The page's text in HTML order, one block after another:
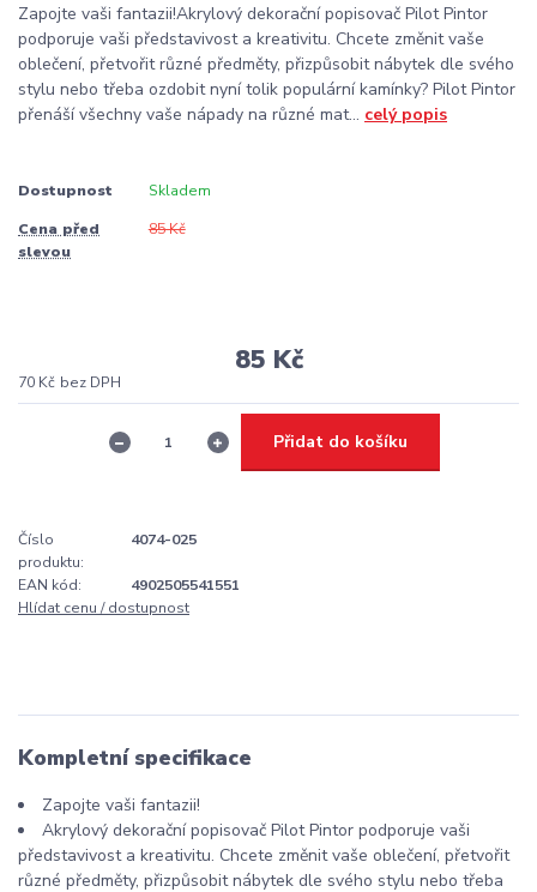
Zapojte vaši fantazii!Akrylový dekorační popisovač Pilot Pintor
podporuje vaši představivost a kreativitu. Chcete změnit vaše
oblečení, přetvořit různé předměty, přizpůsobit nábytek dle svého
stylu nebo třeba ozdobit nyní tolik populární kamínky? Pilot Pintor
přenáší všechny vaše nápady na různé mat... celý popis
Dostupnost Skladem
Cena před
slevou
85 Kč
85 Kč
70 Kč bez DPH
Přidat do košíku
Číslo
produktu:
4074-025
EAN kód:
4902505541551
Hlídat cenu / dostupnost
Kompletní specifikace
Zapojte vaši fantazii!
Akrylový dekorační popisovač Pilot Pintor podporuje vaši
představivost a kreativitu. Chcete změnit vaše oblečení, přetvořit
různé předměty, přizpůsobit nábytek dle svého stylu nebo třeba